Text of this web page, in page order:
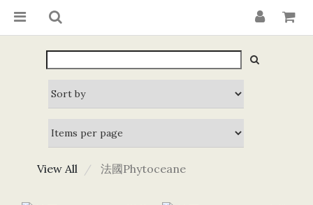
View All 法國Phytoceane